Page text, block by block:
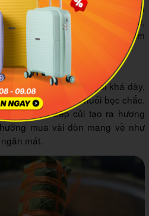
sét hoặc rơm rạ, nướng trực tiếp
Lột da ra, thịt cá trắng phau,
rau sống, bánh tráng, chấm
bánh tét Long An gói khá dày,
hợp thịt mỡ, lá chuối bọc chắc.
lâu trên bếp củi tạo ra hương
mua vài đòn mang về như
mát.